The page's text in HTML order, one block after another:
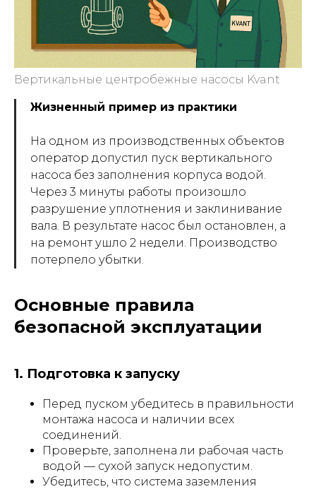
Вертикальные центробежные насосы Kvant
Жизненный пример из практики
На одном из производственных объектов
оператор допустил пуск вертикального
насоса без заполнения корпуса водой.
Через 3 минуты работы произошло
разрушение уплотнения и заклинивание
вала. В результате насос был остановлен, а
на ремонт ушло 2 недели. Производство
потерпело убытки.
Основные правила
безопасной эксплуатации
1. Подготовка к запуску
Перед пуском убедитесь в правильности
монтажа насоса и наличии всех
соединений.
Проверьте, заполнена ли рабочая часть
водой — сухой запуск недопустим.
Убедитесь, что система заземления